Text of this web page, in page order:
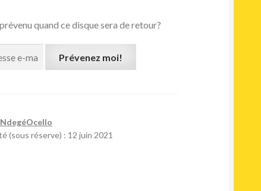
quand ce disque sera de retour?
Prévenez moi!
(sous réserve) : 12 juin 2021